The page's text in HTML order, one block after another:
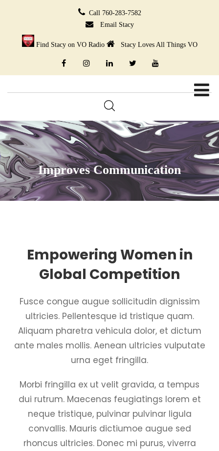
Call 760-283-7582
Email Stacy
Find Stacy on VO Radio Stacy Loves All Things VO
Improves Communication
Empowering Women in
Global Competition
Fusce congue augue sollicitudin dignissim
ultricies. Pellentesque id tristique quam.
Aliquam pharetra vehicula dolor, et dictum
ante males mollis. Aenean ultricies vulputate
urna eget fringilla.
Morbi fringilla ex ut velit gravida, a tempus
dui rutrum. Maecenas feugiatings lorem et
neque tristique, pulvinar pulvinar ligula
convallis. Mauris dictiumoe augue sed
rhoncus ultricies. Donec mi purus, viverra